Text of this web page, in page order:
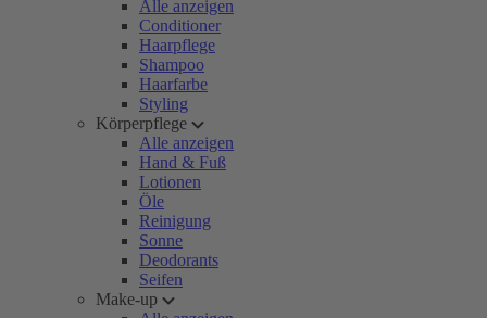
Alle anzeigen
Conditioner
Haarpflege
Shampoo
Haarfarbe
Styling
Körperpflege
Alle anzeigen
Hand & Fuß
Lotionen
Öle
Reinigung
Sonne
Deodorants
Seifen
Make-up